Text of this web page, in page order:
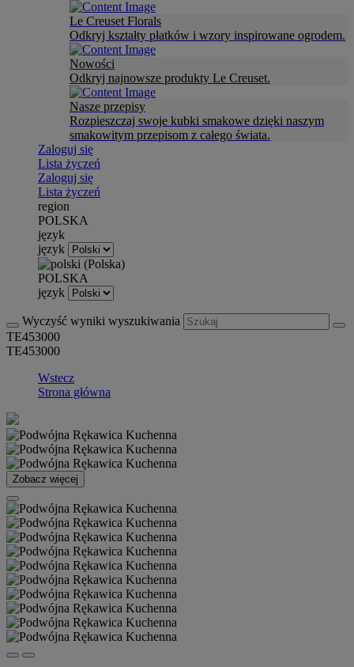
Le Creuset Florals
Odkryj kształty płatków i wzory inspirowane ogrodem.
Nowości
Odkryj najnowsze produkty Le Creuset.
Nasze przepisy
Rozpieszczaj swoje kubki smakowe dzięki naszym
smakowitym przepisom z całego świata.
Zaloguj się
Lista życzeń
Zaloguj się
Lista życzeń
region
POLSKA
język
język
POLSKA
język
Wyczyść wyniki wyszukiwania
TE453000
TE453000
Wstecz
Strona główna
Zobacz więcej